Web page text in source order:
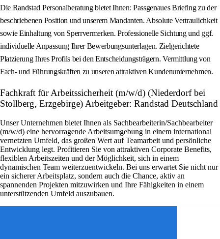
Die Randstad Personalberatung bietet Ihnen: Passgenaues Briefing zu der
beschriebenen Position und unserem Mandanten. Absolute Vertraulichkeit
sowie Einhaltung von Sperrvermerken. Professionelle Sichtung und ggf.
individuelle Anpassung Ihrer Bewerbungsunterlagen. Zielgerichtete
Platzierung Ihres Profils bei den Entscheidungsträgern. Vermittlung von
Fach- und Führungskräften zu unseren attraktiven Kundenunternehmen.
Fachkraft für Arbeitssicherheit (m/w/d) (Niederdorf bei
Stollberg, Erzgebirge) Arbeitgeber: Randstad Deutschland
Unser Unternehmen bietet Ihnen als Sachbearbeiterin/Sachbearbeiter
(m/w/d) eine hervorragende Arbeitsumgebung in einem international
vernetzten Umfeld, das großen Wert auf Teamarbeit und persönliche
Entwicklung legt. Profitieren Sie von attraktiven Corporate Benefits,
flexiblen Arbeitszeiten und der Möglichkeit, sich in einem
dynamischen Team weiterzuentwickeln. Bei uns erwartet Sie nicht nur
ein sicherer Arbeitsplatz, sondern auch die Chance, aktiv an
spannenden Projekten mitzuwirken und Ihre Fähigkeiten in einem
unterstützenden Umfeld auszubauen.